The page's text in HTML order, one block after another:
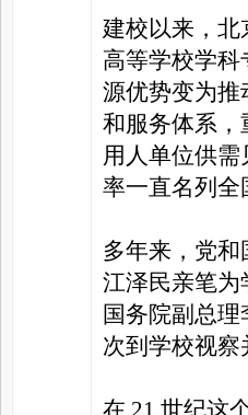
建校以来，北
高等学校学
源优势变为推
和服务体系，
用人单位供
率一直名列全
多年来，党
江泽民亲笔为
国务院副总
次到学校视察
在 21 世纪这